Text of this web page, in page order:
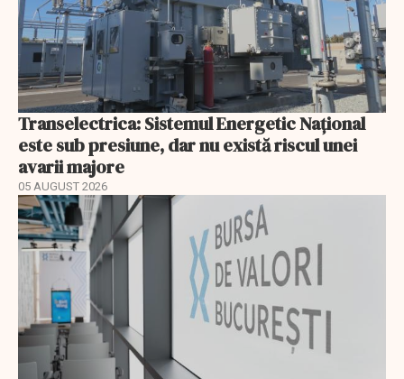
Transelectrica: Sistemul Energetic Național
este sub presiune, dar nu există riscul unei
avarii majore
05 AUGUST 2026